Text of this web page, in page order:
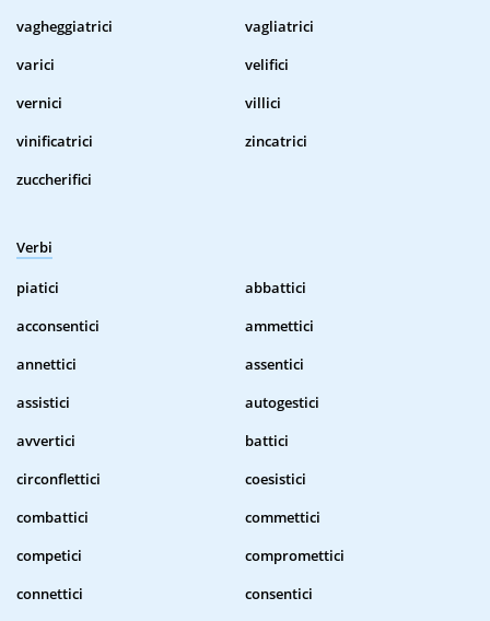
vagheggiatrici
vagliatrici
varici
velifici
vernici
villici
vinificatrici
zincatrici
zuccherifici
Verbi
piatici
abbattici
acconsentici
ammettici
annettici
assentici
assistici
autogestici
avvertici
battici
circonflettici
coesistici
combattici
commettici
competici
compromettici
connettici
consentici